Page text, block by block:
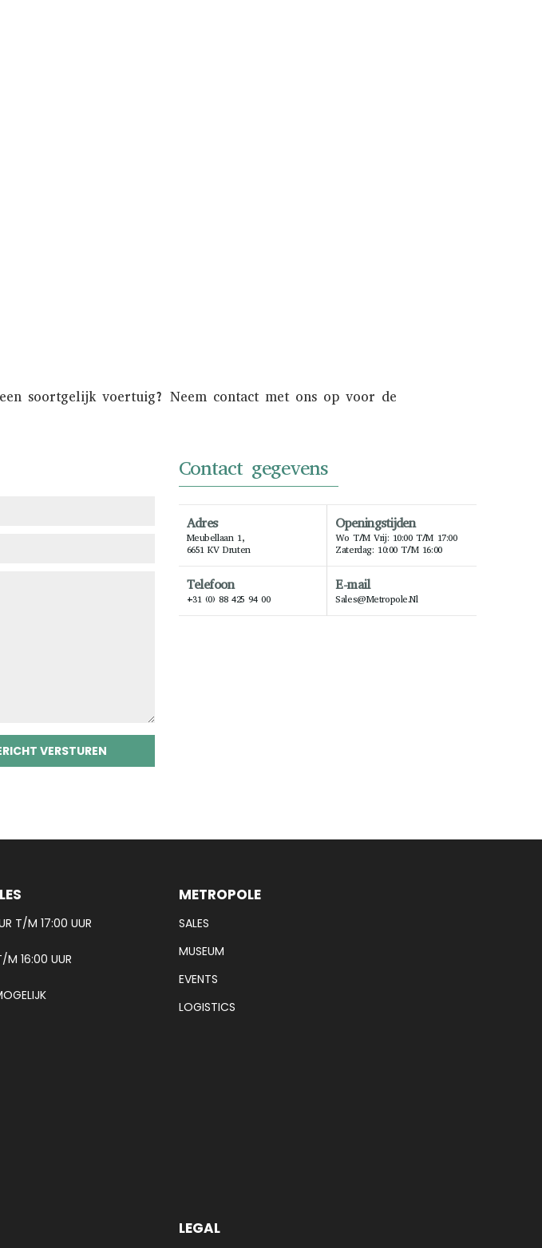
soortgelijk voertuig? Neem contact met ons op voor de
Contact gegevens
Adres
Meubellaan 1,
6651 KV Druten
Openingstijden
Wo T/m Vrij: 10:00 T/m 17:00
Zaterdag: 10:00 T/m 16:00
Telefoon
+31 (0) 88 425 94 00
E-mail
Sales@metropole.nl
T/M 17:00 UUR
M 16:00 UUR
METROPOLE
SALES
MUSEUM
EVENTS
LOGISTICS
LEGAL